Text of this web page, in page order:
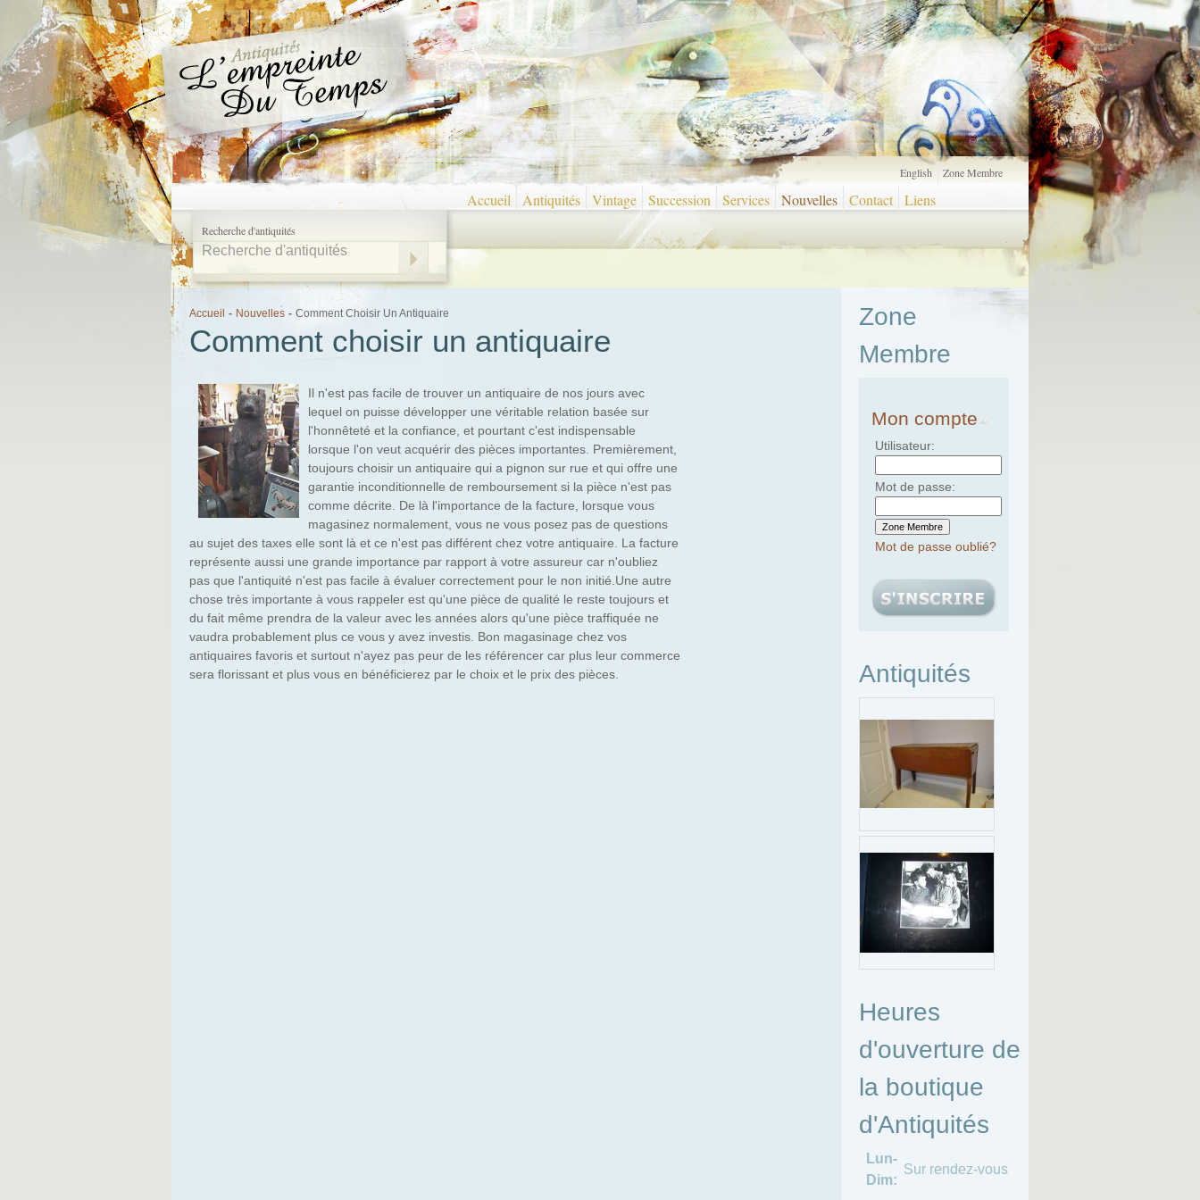
Recherche d'antiquités
Accueil Antiquités Vintage Succession Services Nouvelles Contact Liens
English Zone Membre
Accueil - Nouvelles - Comment Choisir Un Antiquaire
Comment choisir un antiquaire
Il n'est pas facile de trouver un antiquaire de nos jours avec
lequel on puisse développer une véritable relation basée sur
l'honnêteté et la confiance, et pourtant c'est indispensable
lorsque l'on veut acquérir des pièces importantes. Premièrement,
toujours choisir un antiquaire qui a pignon sur rue et qui offre une
garantie inconditionnelle de remboursement si la pièce n'est pas
comme décrite. De là l'importance de la facture, lorsque vous
magasinez normalement, vous ne vous posez pas de questions
au sujet des taxes elle sont là et ce n'est pas différent chez votre antiquaire. La facture
représente aussi une grande importance par rapport à votre assureur car n'oubliez
pas que l'antiquité n'est pas facile à évaluer correctement pour le non initié.Une autre
chose très importante à vous rappeler est qu'une pièce de qualité le reste toujours et
du fait même prendra de la valeur avec les années alors qu'une pièce traffiquée ne
vaudra probablement plus ce vous y avez investis. Bon magasinage chez vos
antiquaires favoris et surtout n'ayez pas peur de les référencer car plus leur commerce
sera florissant et plus vous en bénéficierez par le choix et le prix des pièces.
Zone
Membre
Mon compte
Utilisateur:
Mot de passe:
Mot de passe oublié?
Antiquités
Heures
d'ouverture de
la boutique
d'Antiquités
Lun-
Dim:
Sur rendez-vous